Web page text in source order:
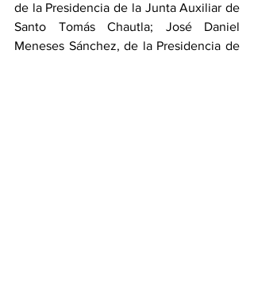
de la Presidencia de la Junta Auxiliar de
Santo Tomás Chautla; José Daniel
Meneses Sánchez, de la Presidencia de